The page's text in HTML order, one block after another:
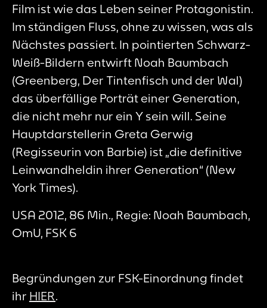
Film ist wie das Leben seiner Protagonistin.
Im ständigen Fluss, ohne zu wissen, was als
Nächstes passiert. In pointierten Schwarz-
Weiß-Bildern entwirft Noah Baumbach
(Greenberg, Der Tintenfisch und der Wal)
das überfällige Porträt einer Generation,
die nicht mehr nur ein Y sein will. Seine
Hauptdarstellerin Greta Gerwig
(Regisseurin von Barbie) ist „die definitive
Leinwandheldin ihrer Generation“ (New
York Times).
USA 2012, 86 Min., Regie: Noah Baumbach,
OmU, FSK 6
Begründungen zur FSK-Einordnung findet
ihr HIER.